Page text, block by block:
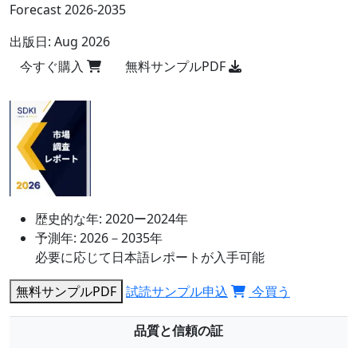
Forecast 2026-2035
出版日: Aug 2026
今すぐ購入
無料サンプルPDF
歴史的な年: 2020ー2024年
予測年: 2026－2035年
必要に応じて日本語レポートが入手可能
無料サンプルPDF 試読サンプル申込 今買う
品質と信頼の証